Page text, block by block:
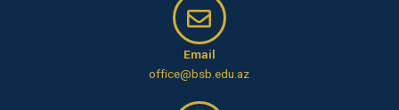
Email
office@bsb.edu.az